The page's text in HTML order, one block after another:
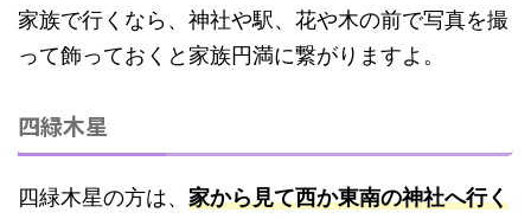
家族で行くなら、神社や駅、花や木の前で写真を撮
って飾っておくと家族円満に繋がりますよ。
四緑木星
四緑木星の方は、 家から見て西か東南の神社へ行く